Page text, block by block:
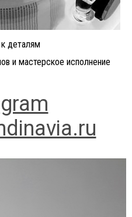
деталям
и мастерское исполнение